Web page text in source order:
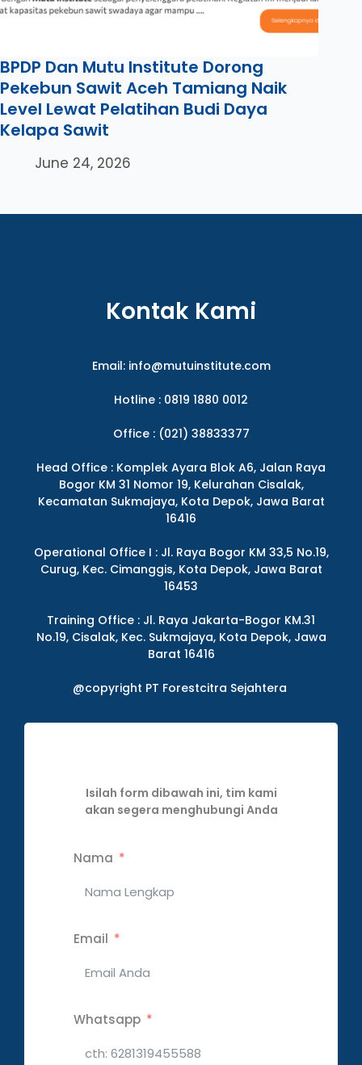
BPDP Dan Mutu Institute Dorong
Pekebun Sawit Aceh Tamiang Naik
Level Lewat Pelatihan Budi Daya
Kelapa Sawit
June 24, 2026
Kontak Kami
Email: info@mutuinstitute.com
Hotline : 0819 1880 0012
Office : (021) 38833377
Head Office : Komplek Ayara Blok A6, Jalan Raya
Bogor KM 31 Nomor 19, Kelurahan Cisalak,
Kecamatan Sukmajaya, Kota Depok, Jawa Barat
16416
Operational Office I : Jl. Raya Bogor KM 33,5 No.19,
Curug, Kec. Cimanggis, Kota Depok, Jawa Barat
16453
Training Office : Jl. Raya Jakarta-Bogor KM.31
No.19, Cisalak, Kec. Sukmajaya, Kota Depok, Jawa
Barat 16416
@copyright PT Forestcitra Sejahtera
Isilah form dibawah ini, tim kami
akan segera menghubungi Anda
Nama
Email
Whatsapp